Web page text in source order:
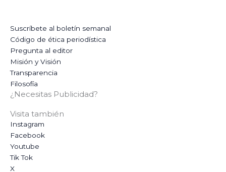
Suscríbete al boletín semanal
Código de ética periodística
Pregunta al editor
Misión y Visión
Transparencia
Filosofía
¿Necesitas Publicidad?
Visita también
Instagram
Facebook
Youtube
Tik Tok
X